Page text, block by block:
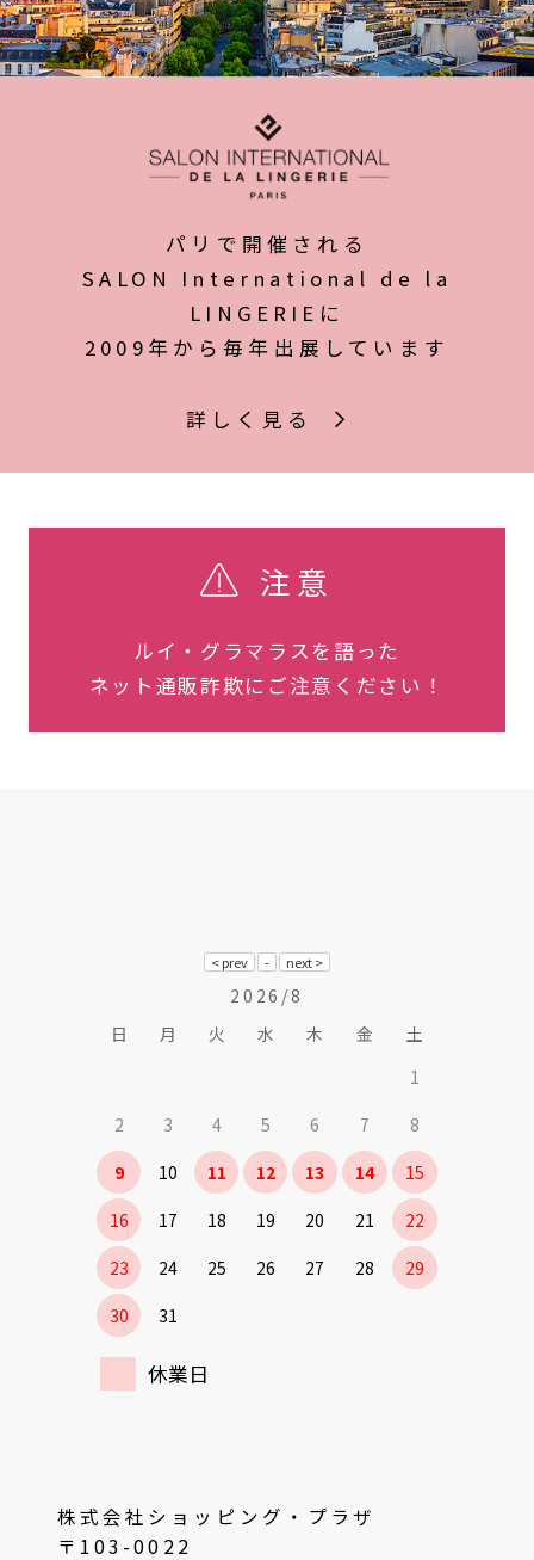
パリで開催される
SALON International de la
LINGERIEに
2009年から毎年出展しています
詳しく見る
注意
ルイ・グラマラスを語った
ネット通販詐欺にご注意ください！
2026/8
日
月 火 水 木 金
土
1
2
3 4 5 6 7
8
9
10 11 12 13 14
15
16
17 18 19 20 21
22
23
24 25 26 27 28
29
30
31
休業日
株式会社ショッピング・プラザ
〒103-0022